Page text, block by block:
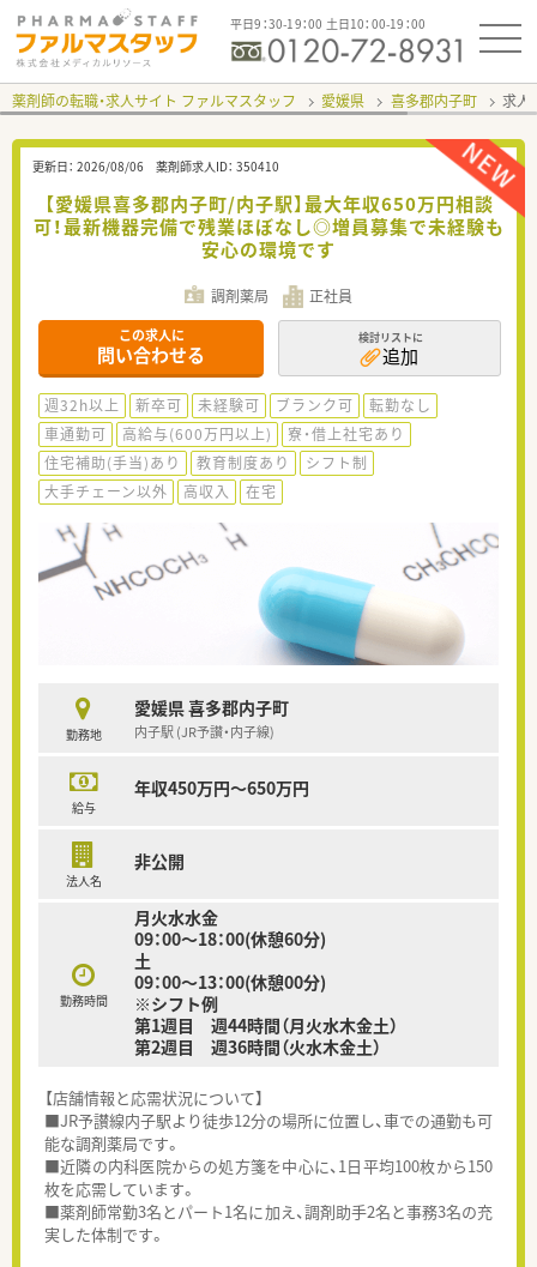
平日9：30-19：00 土日10：00-19：00
薬剤師の転職・求人サイト ファルマスタッフ 愛媛県 喜多郡内子町 求人
更新日： 2026/08/06 薬剤師求人ID： 350410
【愛媛県喜多郡内子町/内子駅】最大年収650万円相談
可！最新機器完備で残業ほぼなし◎増員募集で未経験も
安心の環境です
調剤薬局 正社員
この求人に
問い合わせる
検討リストに
追加
週32h以上 新卒可 未経験可 ブランク可
転勤なし
車通勤可
高給与(600万円以上)
寮・借上社宅あり
住宅補助(手当)あり
教育制度あり
シフト制
大手チェーン以外
高収入 在宅
勤務地
愛媛県 喜多郡内子町
内子駅 (JR予讃・内子線)
給与
年収450万円～650万円
法人名
非公開
勤務時間
月火水水金
09：00～18：00(休憩60分)
土
09：00～13：00(休憩00分)
※シフト例
第1週目 週44時間（月火水木金土）
第2週目 週36時間（火水木金土）
【店舗情報と応需状況について】
■JR予讃線内子駅より徒歩12分の場所に位置し、車での通勤も可
能な調剤薬局です。
■近隣の内科医院からの処方箋を中心に、1日平均100枚から150
枚を応需しています。
■薬剤師常勤3名とパート1名に加え、調剤助手2名と事務3名の充
実した体制です。